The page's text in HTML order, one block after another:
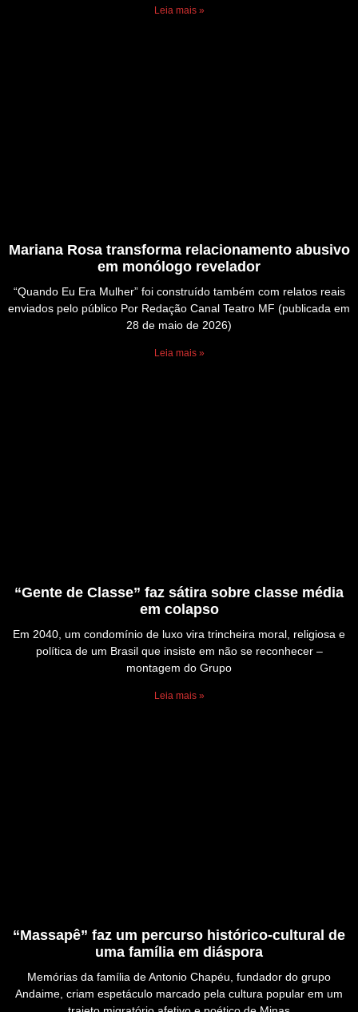
Leia mais »
Mariana Rosa transforma relacionamento abusivo
em monólogo revelador
“Quando Eu Era Mulher” foi construído também com relatos reais
enviados pelo público Por Redação Canal Teatro MF (publicada em
28 de maio de 2026)
Leia mais »
“Gente de Classe” faz sátira sobre classe média
em colapso
Em 2040, um condomínio de luxo vira trincheira moral, religiosa e
política de um Brasil que insiste em não se reconhecer –
montagem do Grupo
Leia mais »
“Massapê” faz um percurso histórico-cultural de
uma família em diáspora
Memórias da família de Antonio Chapéu, fundador do grupo
Andaime, criam espetáculo marcado pela cultura popular em um